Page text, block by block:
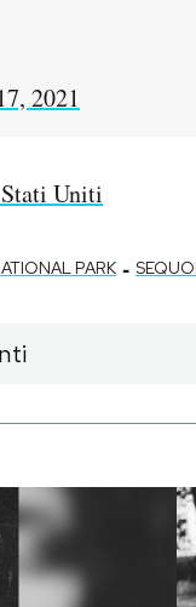
2021
Uniti
PARK -